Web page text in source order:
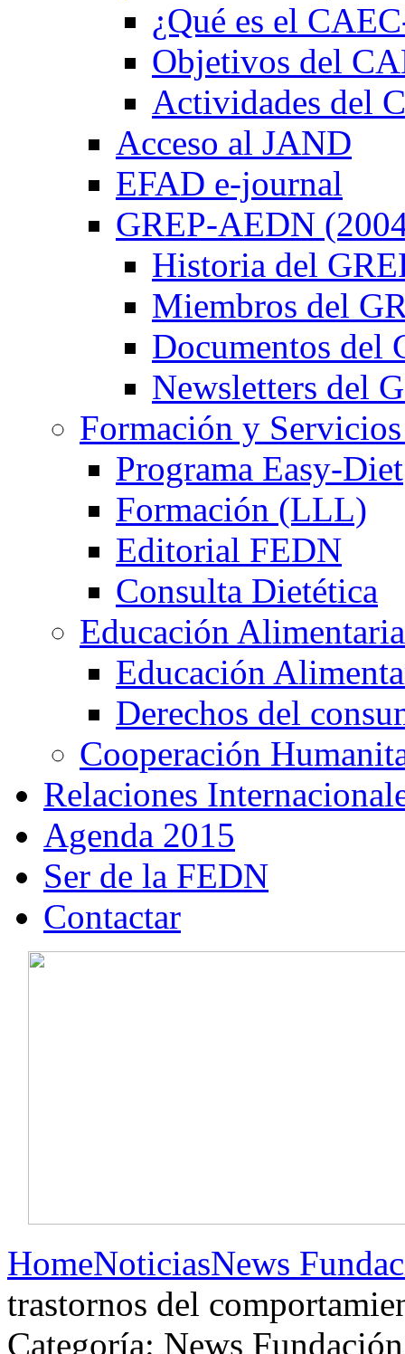
¿Qué es el
Objetivos del
Actividades del
Acceso al JAND
EFAD e-journal
GREP-AEDN
Historia del
Miembros del
Documentos del
Newsletters del
Formación y
Programa Easy-Diet
Formación (LLL)
Editorial FEDN
Consulta Dietética
Educación Alimentaria
Educación
Derechos del
Cooperación
Relaciones
Agenda 2015
Ser de la FEDN
Contactar
HomeNoticiasNews
trastornos del
Categoría: News Fundación